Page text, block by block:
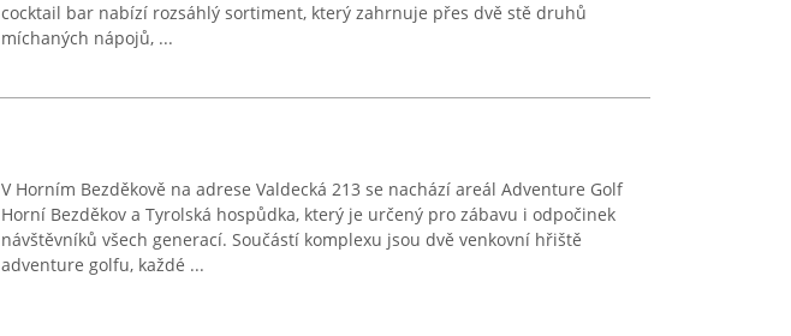
cocktail bar nabízí rozsáhlý sortiment, který zahrnuje přes dvě stě druhů
míchaných nápojů, ...
V Horním Bezděkově na adrese Valdecká 213 se nachází areál Adventure Golf
Horní Bezděkov a Tyrolská hospůdka, který je určený pro zábavu i odpočinek
návštěvníků všech generací. Součástí komplexu jsou dvě venkovní hřiště
adventure golfu, každé ...